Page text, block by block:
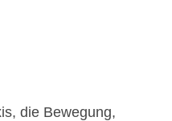
die Bewegung,